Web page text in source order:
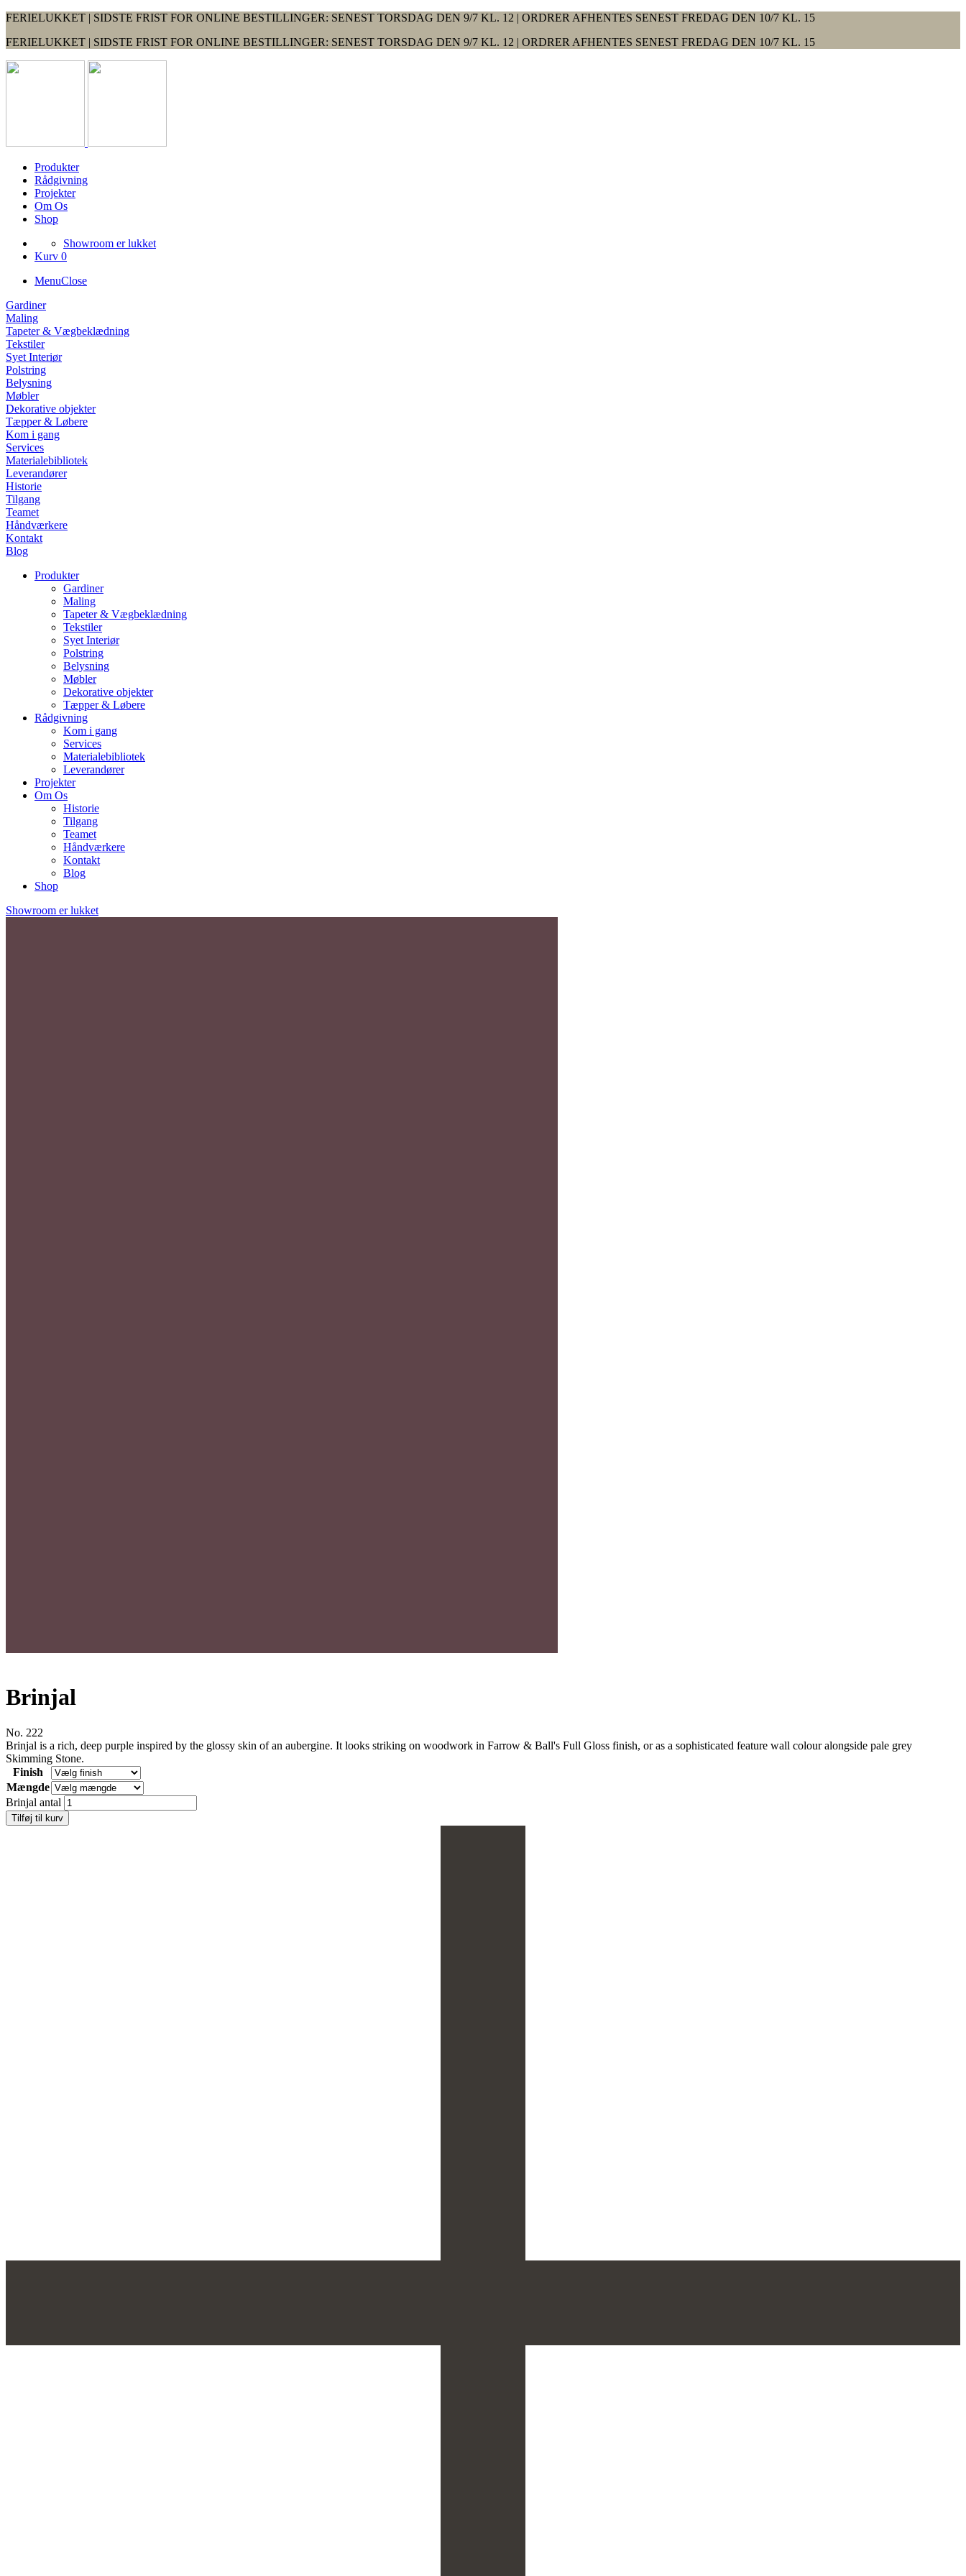
FERIELUKKET | SIDSTE FRIST FOR ONLINE BESTILLINGER: SENEST TORSDAG DEN 9/7 KL. 12 | ORDRER AFHENTES SENEST FREDAG DEN 10/7 KL. 15
FERIELUKKET | SIDSTE FRIST FOR ONLINE BESTILLINGER: SENEST TORSDAG DEN 9/7 KL. 12 | ORDRER AFHENTES SENEST FREDAG DEN 10/7 KL. 15
Produkter
Rådgivning
Projekter
Om Os
Shop
Showroom er lukket
Kurv 0
MenuClose
Gardiner
Maling
Tapeter & Vægbeklædning
Tekstiler
Syet Interiør
Polstring
Belysning
Møbler
Dekorative objekter
Tæpper & Løbere
Kom i gang
Services
Materialebibliotek
Leverandører
Historie
Tilgang
Teamet
Håndværkere
Kontakt
Blog
Produkter
Gardiner
Maling
Tapeter & Vægbeklædning
Tekstiler
Syet Interiør
Polstring
Belysning
Møbler
Dekorative objekter
Tæpper & Løbere
Rådgivning
Kom i gang
Services
Materialebibliotek
Leverandører
Projekter
Om Os
Historie
Tilgang
Teamet
Håndværkere
Kontakt
Blog
Shop
Showroom er lukket
Brinjal
No. 222
Brinjal is a rich, deep purple inspired by the glossy skin of an aubergine. It looks striking on woodwork in Farrow & Ball's Full Gloss finish, or as a sophisticated feature wall colour alongside pale grey
Skimming Stone.
Finish
Mængde
Brinjal antal
Tilføj til kurv